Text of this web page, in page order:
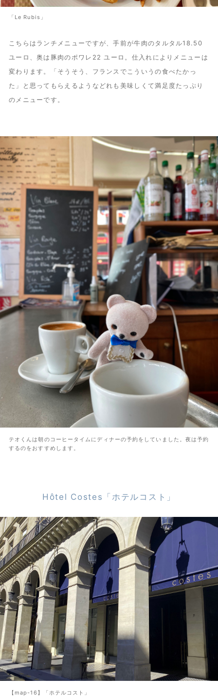
「Le Rubis」
こちらはランチメニューですが、手前が牛肉のタルタル18.50
ユーロ、奥は豚肉のポワレ22 ユーロ。仕入れによりメニューは
変わります。「そうそう、フランスでこういうの食べたかっ
た」と思ってもらえるようなどれも美味しくて満足度たっぷり
のメニューです。
テオくんは朝のコーヒータイムにディナーの予約をしていました。夜は予約
するのをおすすめします。
Hôtel Costes「ホテルコスト」
【map-16】「ホテルコスト」